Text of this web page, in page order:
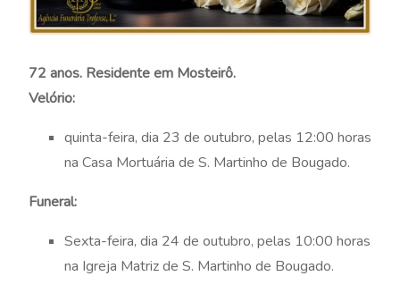
72 anos. Residente em Mosteirô.
Velório:
quinta-feira, dia 23 de outubro, pelas 12:00 horas
na Casa Mortuária de S. Martinho de Bougado.
Funeral:
Sexta-feira, dia 24 de outubro, pelas 10:00 horas
na Igreja Matriz de S. Martinho de Bougado.